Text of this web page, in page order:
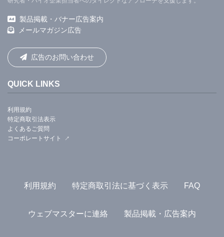
製品掲載・バナー広告案内
メールマガジン広告
広告のお問い合わせ
QUICK LINKS
利用規約
特定商取引法表示
よくあるご質問
コーポレートサイト
利用規約 特定商取引法に基づく表示 FAQ
ウェブマスターに連絡 製品掲載・広告案内